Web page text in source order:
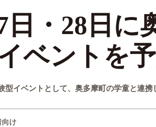
日・28日に
ベントを
型イベントとして、奥多摩町の学童と連携
向け